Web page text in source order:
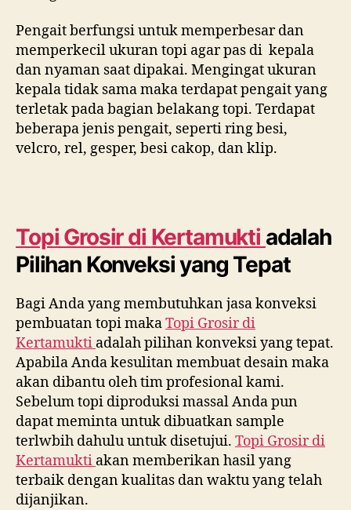
Pengait berfungsi untuk memperbesar dan
memperkecil ukuran topi agar pas di kepala
dan nyaman saat dipakai. Mengingat ukuran
kepala tidak sama maka terdapat pengait yang
terletak pada bagian belakang topi. Terdapat
beberapa jenis pengait, seperti ring besi,
velcro, rel, gesper, besi cakop, dan klip.
Topi Grosir di Kertamukti adalah
Pilihan Konveksi yang Tepat
Bagi Anda yang membutuhkan jasa konveksi
pembuatan topi makaTopi Grosir di
Kertamukti adalah pilihan konveksi yang tepat.
Apabila Anda kesulitan membuat desain maka
akan dibantu oleh tim profesional kami.
Sebelum topi diproduksi massal Anda pun
dapat meminta untuk dibuatkan sample
terlwbih dahulu untuk disetujui. Topi Grosir di
Kertamukti akan memberikan hasil yang
terbaik dengan kualitas dan waktu yang telah
dijanjikan.